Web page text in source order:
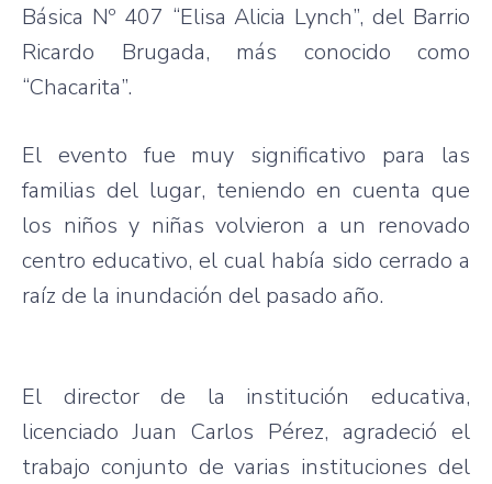
Básica Nº 407 “Elisa Alicia Lynch”, del Barrio
Ricardo Brugada, más conocido como
“Chacarita”.
El evento fue muy significativo para las
familias del lugar, teniendo en cuenta que
los niños y niñas volvieron a un renovado
centro educativo, el cual había sido cerrado a
raíz de la inundación del pasado año.
El director de la institución educativa,
licenciado Juan Carlos Pérez, agradeció el
trabajo conjunto de varias instituciones del